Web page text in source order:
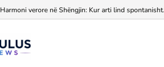
Harmoni verore në Shëngjin: Kur arti lind
Morali, frika dhe dashuria...